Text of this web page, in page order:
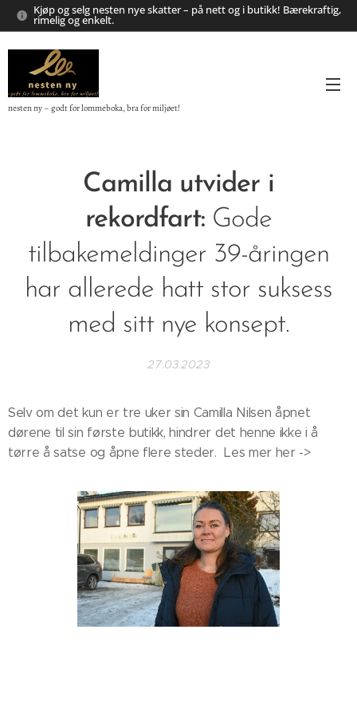
Kjøp og selg nesten nye skatter – på nett og i butikk! Bærekraftig,
rimelig og enkelt.
nesten ny – godt for lommeboka, bra for miljøet!
Camilla utvider i
rekordfart:Gode
tilbakemeldinger 39-åringen
har allerede hatt stor suksess
med sitt nye konsept.
27.03.2023
Selv om det kun er tre uker sin Camilla Nilsen åpnet
dørene til sin første butikk, hindrer det henne ikke i å
tørre å satse og åpne flere steder. Les mer her ->